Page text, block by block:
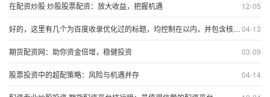
12-05
在配资炒股 炒股股票配资：放大收益，把握机遇
04-13
好的，这里有几个为百度收录优化过的标题，均控制在以内，并包含核心关键词“股票基本知识入门”：
03-09
期货配资网：助你资金倍增，稳健投资
04-14
股票投资中的超配策略：风险与机遇并存